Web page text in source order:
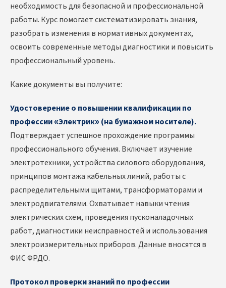
необходимость для безопасной и профессиональной
работы. Курс помогает систематизировать знания,
разобрать изменения в нормативных документах,
освоить современные методы диагностики и повысить
профессиональный уровень.
Какие документы вы получите:
Удостоверение о повышении квалификации по
профессии «Электрик» (на бумажном носителе).
Подтверждает успешное прохождение программы
профессионального обучения. Включает изучение
электротехники, устройства силового оборудования,
принципов монтажа кабельных линий, работы с
распределительными щитами, трансформаторами и
электродвигателями. Охватывает навыки чтения
электрических схем, проведения пусконаладочных
работ, диагностики неисправностей и использования
электроизмерительных приборов. Данные вносятся в
ФИС ФРДО.
Протокол проверки знаний по профессии